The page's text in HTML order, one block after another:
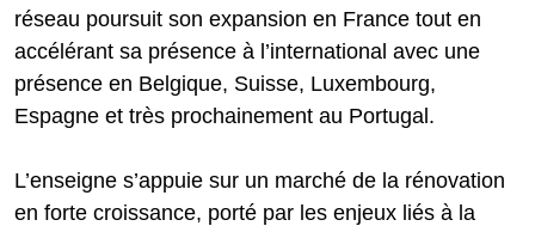
réseau poursuit son expansion en France tout en
accélérant sa présence à l’international avec une
présence en Belgique, Suisse, Luxembourg,
Espagne et très prochainement au Portugal.
L’enseigne s’appuie sur un marché de la rénovation
en forte croissance, porté par les enjeux liés à la